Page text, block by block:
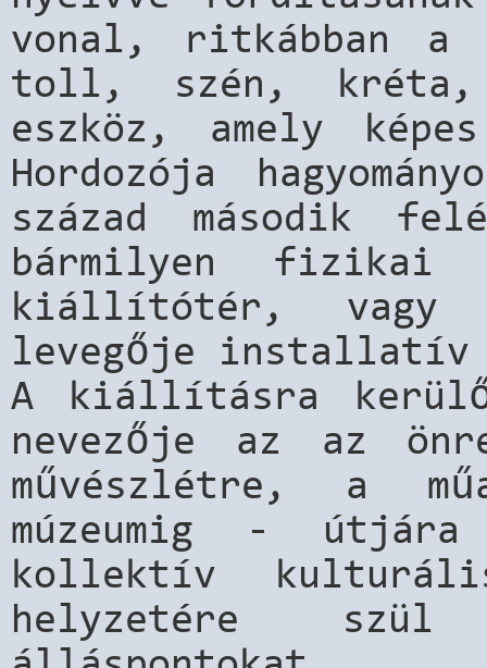
vonal, ritkábban a
toll, szén, kréta,
eszköz, amely
Hordozója
század második
bármilyen
kiállítótér,
levegője
A kiállításra kerülő
nevezője az az
művészlétre, a
múzeumig -
kollektív
helyzetére szül